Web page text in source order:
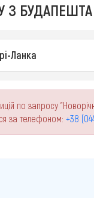
З БУДАПЕШТА
Ланка
по запросу
за телефоном: +38